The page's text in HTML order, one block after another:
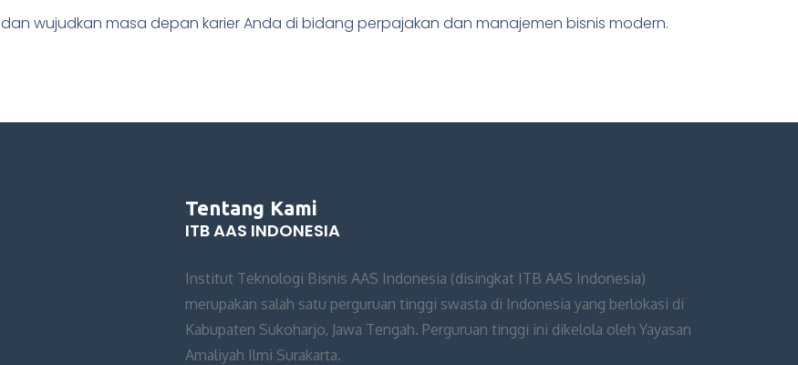
dan wujudkan masa depan karier Anda di bidang perpajakan dan manajemen bisnis modern.
Tentang Kami
ITB AAS INDONESIA
Institut Teknologi Bisnis AAS Indonesia (disingkat ITB AAS Indonesia)
merupakan salah satu perguruan tinggi swasta di Indonesia yang berlokasi di
Kabupaten Sukoharjo, Jawa Tengah. Perguruan tinggi ini dikelola oleh Yayasan
Amaliyah Ilmi Surakarta.